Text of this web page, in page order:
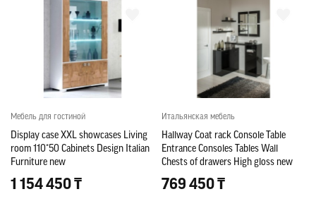
Мебель для гостиной
Display case XXL showcases Living
room 110*50 Cabinets Design Italian
Furniture new
1 154 450 ₸
Итальянская мебель
Hallway Coat rack Console Table
Entrance Consoles Tables Wall
Chests of drawers High gloss new
769 450 ₸